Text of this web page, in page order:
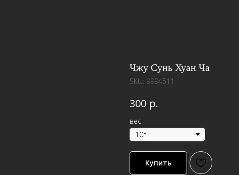
Чжу Сунь Хуан Ча
SKU: 9994511
300 р.
вес
Купить